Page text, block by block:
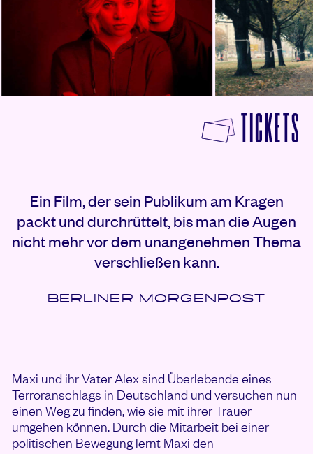
TICKETS
Ein Film, der sein Publikum am Kragen
packt und durchrüttelt, bis man die Augen
nicht mehr vor dem unangenehmen Thema
verschließen kann.
BERLINER MORGENPOST
Maxi und ihr Vater Alex sind Überlebende eines
Terroranschlags in Deutschland und versuchen nun
einen Weg zu finden, wie sie mit ihrer Trauer
umgehen können. Durch die Mitarbeit bei einer
politischen Bewegung lernt Maxi den